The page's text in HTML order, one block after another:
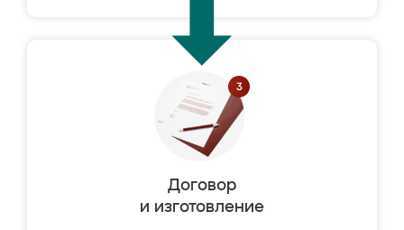
Договор
и изготовление